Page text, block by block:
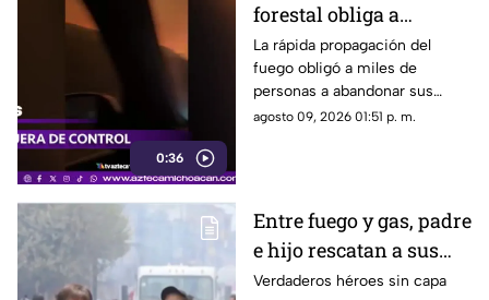
0:36
forestal obliga a
evacuar a más de 20
mil personas
La rápida propagación del
fuego obligó a miles de
personas a abandonar sus
hogares.
agosto 09, 2026 01:51 p. m.
Entre fuego y gas, padre
e hijo rescatan a sus
cuatro perros tras
Verdaderos héroes sin capa